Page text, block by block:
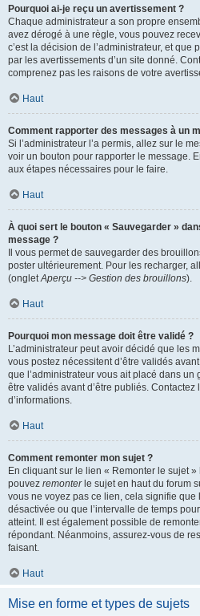
Pourquoi ai-je reçu un avertissement ?
Chaque administrateur a son propre
avez dérogé à une règle, vous pouvez
c’est la décision de l’administrateur, et que
par les avertissements d’un site donné.
comprenez pas les raisons de votre
Haut
Comment rapporter des messages à un
Si l’administrateur l’a permis, allez sur le
voir un bouton pour rapporter le message.
aux étapes nécessaires pour le faire.
Haut
À quoi sert le bouton « Sauvegarder »
message ?
Il vous permet de sauvegarder des
poster ultérieurement. Pour les recharger,
(ongletAperçu --> Gestion des brouillons).
Haut
Pourquoi mon message doit être validé ?
L’administrateur peut avoir décidé que les
vous postez nécessitent d’être validés
que l’administrateur vous ait placé dans
être validés avant d’être publiés. Contactez
d’informations.
Haut
Comment remonter mon sujet ?
En cliquant sur le lien « Remonter le sujet
pouvez remonterle sujet en haut du forum
vous ne voyez pas ce lien, cela signifie que
désactivée ou que l’intervalle de temps
atteint. Il est également possible de
répondant. Néanmoins, assurez-vous de
faisant.
Haut
Mise en forme et types de sujets